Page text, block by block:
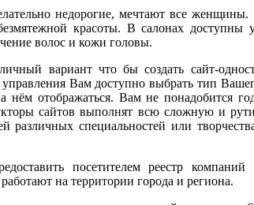
недорогие, мечтают все женщины.
красоты. В салонах доступны
волос и кожи головы.
вариант что бы создать сайт-
Вам доступно выбрать тип
нём отображаться. Вам не понадобится
сайтов выполнят всю сложную и
различных специальностей или
посетителем реестр
на территории города и региона.